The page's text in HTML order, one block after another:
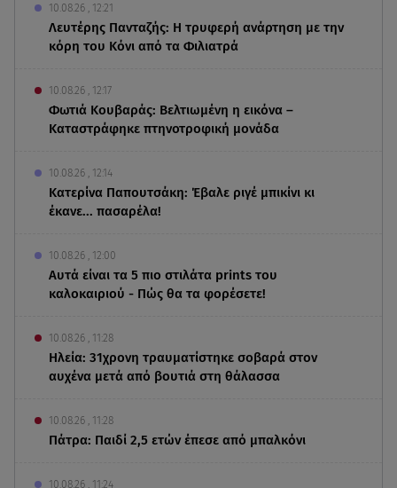
10.08.26 , 12:21
Λευτέρης Πανταζής: Η τρυφερή ανάρτηση με την
κόρη του Κόνι από τα Φιλιατρά
10.08.26 , 12:17
Φωτιά Κουβαράς: Βελτιωμένη η εικόνα –
Καταστράφηκε πτηνοτροφική μονάδα
10.08.26 , 12:14
Κατερίνα Παπουτσάκη: Έβαλε ριγέ μπικίνι κι
έκανε... πασαρέλα!
10.08.26 , 12:00
Αυτά είναι τα 5 πιο στιλάτα prints του
καλοκαιριού - Πώς θα τα φορέσετε!
10.08.26 , 11:28
Ηλεία: 31χρονη τραυματίστηκε σοβαρά στον
αυχένα μετά από βουτιά στη θάλασσα
10.08.26 , 11:28
Πάτρα: Παιδί 2,5 ετών έπεσε από μπαλκόνι
10.08.26 , 11:24